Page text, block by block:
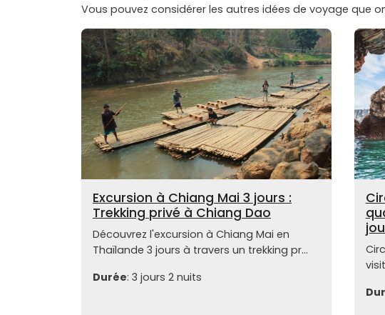
Vous pouvez considérer les autres idées de voyage que
Excursion à Chiang Mai 3 jours :
Trekking privé à Chiang Dao
Découvrez l'excursion à Chiang Mai en
Thaïlande 3 jours à travers un trekking pr...
Durée: 3 jours 2 nuits